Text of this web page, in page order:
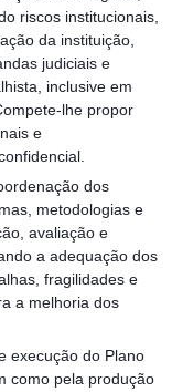
riscos institucionais,
da instituição,
judiciais e
inclusive em
lhe propor
e
dos
metodologias e
avaliação e
a adequação dos
fragilidades e
a melhoria dos
execução do Plano
como pela produção